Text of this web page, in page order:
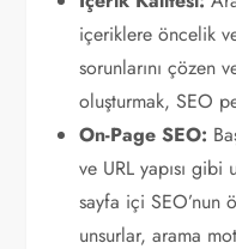
içeriklere öncelik
sorunlarını çözen
oluşturmak, SEO
On-Page SEO:
ve URL yapısı
sayfa içi SEO’nun
unsurlar, arama